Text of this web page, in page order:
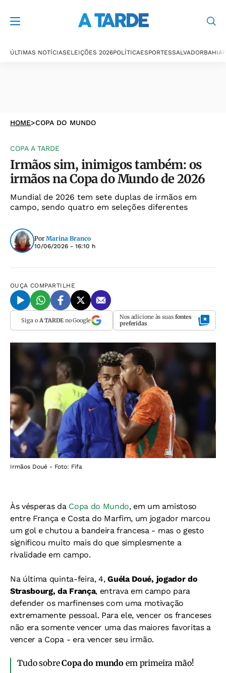
ÚLTIMAS NOTÍCIASELEIÇÕES 2026POLÍTICAESPORTESSALVADORBAHIA
HOME>COPA DO MUNDO
COPA A TARDE
Irmãos sim, inimigos também: os
irmãos na Copa do Mundo de 2026
Mundial de 2026 tem sete duplas de irmãos em
campo, sendo quatro em seleções diferentes
Por Marina Branco
10/06/2026 - 16:10 h
OUÇA COMPARTILHE
Siga o A TARDEno Google Nos adicione às suas fontes
preferidas
Irmãos Doué - Foto: Fifa
Às vésperas da Copa do Mundo, em um amistoso
entre França e Costa do Marfim, um jogador marcou
um gol e chutou a bandeira francesa - mas o gesto
significou muito mais do que simplesmente a
rivalidade em campo.
Na última quinta-feira, 4,Guéla Doué, jogador do
Strasbourg, da França, entrava em campo para
defender os marfinenses com uma motivação
extremamente pessoal. Para ele, vencer os franceses
não era somente vencer uma das maiores favoritas a
vencer a Copa - era vencer seu irmão.
Tudo sobreCopa do mundo em primeira mão!